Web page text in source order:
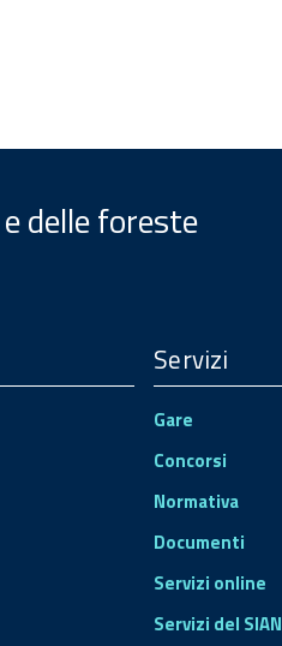
delle foreste
Servizi
Gare
Concorsi
Normativa
Documenti
Servizi online
Servizi del SIAN